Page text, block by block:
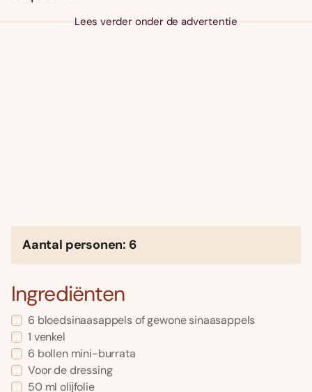
Lees verder onder de advertentie
Aantal personen: 6
Ingrediënten
6 bloedsinaasappels of gewone sinaasappels
1 venkel
6 bollen mini-burrata
Voor de dressing
50 ml olĳfolie